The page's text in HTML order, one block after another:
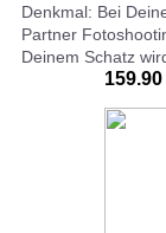
Denkmal: Bei
Partner
Deinem Schatz